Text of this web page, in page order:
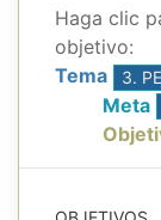
Haga clic
objetivo:
Tema
3.
Meta